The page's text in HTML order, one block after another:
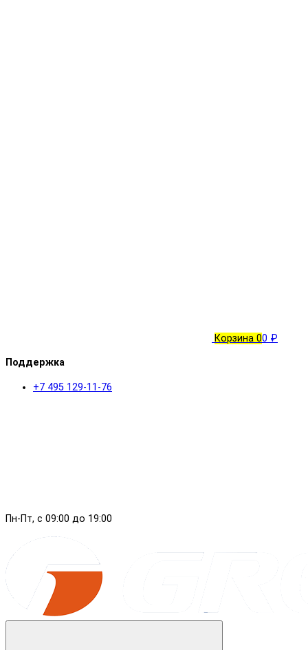
Корзина 00 ₽
Поддержка
+7 495 129-11-76
Пн-Пт, с 09:00 до 19:00